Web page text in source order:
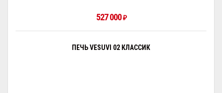
527 000 ₽
ПЕЧЬ VESUVI 02 КЛАССИК